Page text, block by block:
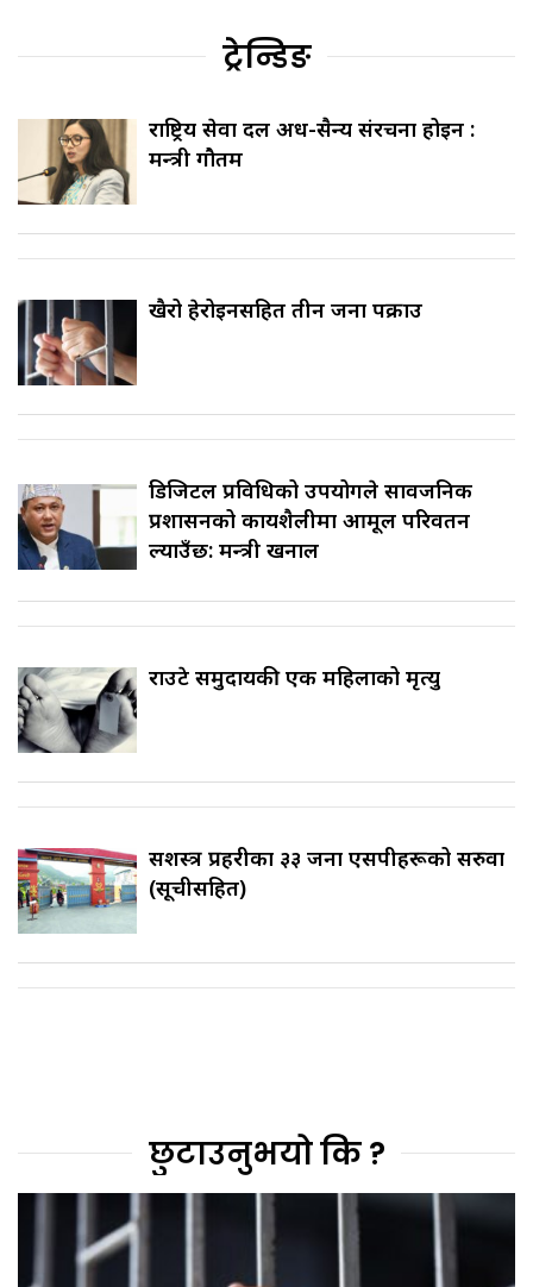
ट्रेन्डिङ
राष्ट्रिय सेवा दल अर्ध-सैन्य संरचना होइन :
मन्त्री गौतम
खैरो हेरोइनसहित तीन जना पक्राउ
डिजिटल प्रविधिको उपयोगले सार्वजनिक
प्रशासनको कार्यशैलीमा आमूल परिवर्तन
ल्याउँछ: मन्त्री खनाल
राउटे समुदायकी एक महिलाको मृत्यु
सशस्त्र प्रहरीका ३३ जना एसपीहरूको सरुवा
(सूचीसहित)
छुटाउनुभयो कि ?